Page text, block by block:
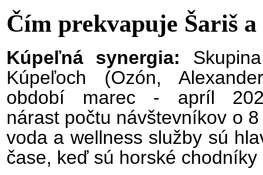
Čím prekvapuje Šariš
Kúpeľná synergia:
Kúpeľoch (Ozón,
období marec - apríl
nárast počtu návštevníkov o
voda a wellness služby sú
čase, keď sú horské chodníky